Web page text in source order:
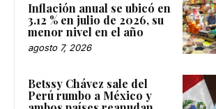
Inflación anual se ubicó en
3.12 % en julio de 2026, su
menor nivel en el año
agosto 7, 2026
Betssy Chávez sale del
Perú rumbo a México y